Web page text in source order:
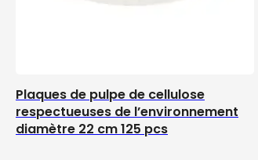
Plaques de pulpe de cellulose
respectueuses de l’environnement
diamètre 22 cm 125 pcs